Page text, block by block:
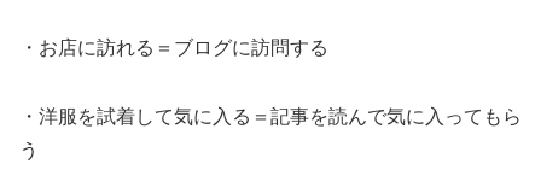
・お店に訪れる＝ブログに訪問する
・洋服を試着して気に入る＝記事を読んで気に入ってもら
う